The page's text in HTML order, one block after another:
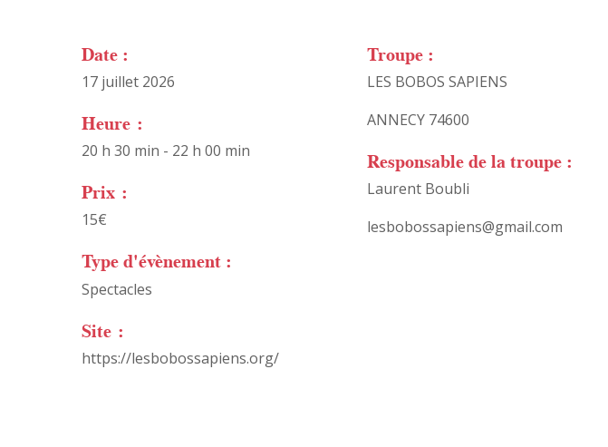
Date :
17 juillet 2026
Heure :
20 h 30 min - 22 h 00 min
Prix :
15€
Type d'évènement :
Spectacles
Site :
https://lesbobossapiens.org/
Troupe :
LES BOBOS SAPIENS
ANNECY 74600
Responsable de la troupe :
Laurent Boubli
lesbobossapiens@gmail.com